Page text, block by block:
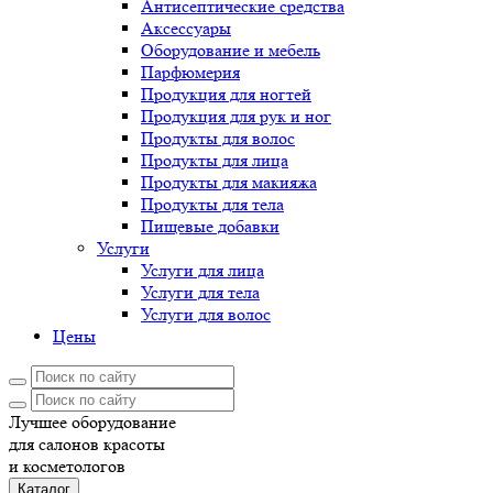
Антисептические средства
Аксессуары
Оборудование и мебель
Парфюмерия
Продукция для ногтей
Продукция для рук и ног
Продукты для волос
Продукты для лица
Продукты для макияжа
Продукты для тела
Пищевые добавки
Услуги
Услуги для лица
Услуги для тела
Услуги для волос
Цены
Лучшее оборудование
для салонов красоты
и косметологов
Каталог